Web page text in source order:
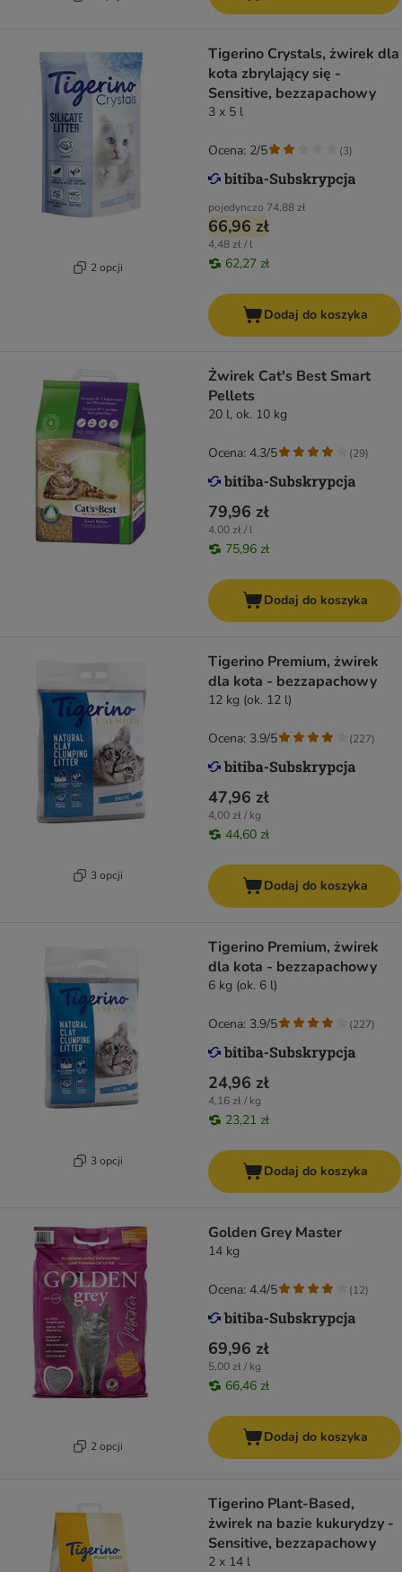
2 opcji
Tigerino Crystals, żwirek dla
kota zbrylający się -
Sensitive, bezzapachowy
3 x 5 l
pojedynczo 74,88 zł
66,96 zł
4,48 zł / l
62,27 zł
Ocena: 2/5 (3)
Dodaj do koszyka
Żwirek Cat's Best Smart
Pellets
20 l, ok. 10 kg
79,96 zł
4,00 zł / l
75,96 zł
Ocena: 4.3/5 (29)
Dodaj do koszyka
3 opcji
Tigerino Premium, żwirek
dla kota - bezzapachowy
12 kg (ok. 12 l)
47,96 zł
4,00 zł / kg
44,60 zł
Ocena: 3.9/5 (227)
Dodaj do koszyka
3 opcji
Tigerino Premium, żwirek
dla kota - bezzapachowy
6 kg (ok. 6 l)
24,96 zł
4,16 zł / kg
23,21 zł
Ocena: 3.9/5 (227)
Dodaj do koszyka
2 opcji
Golden Grey Master
14 kg
69,96 zł
5,00 zł / kg
66,46 zł
Ocena: 4.4/5 (12)
Dodaj do koszyka
Tigerino Plant-Based,
żwirek na bazie kukurydzy -
Sensitive, bezzapachowy
2 x 14 l